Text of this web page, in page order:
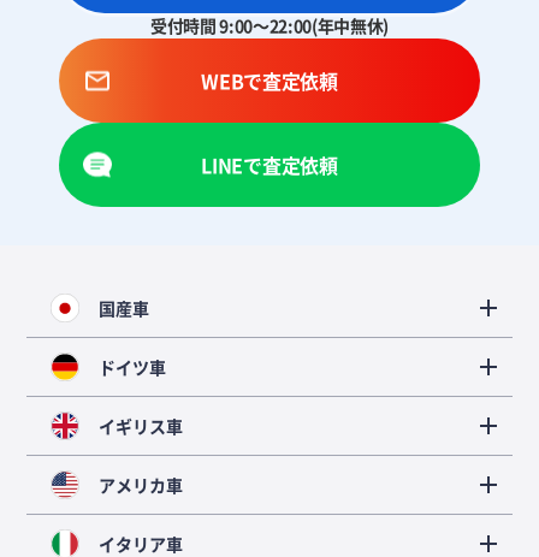
受付時間 9:00～22:00(年中無休)
WEBで査定依頼
LINEで査定依頼
国産車
ドイツ車
イギリス車
アメリカ車
イタリア車